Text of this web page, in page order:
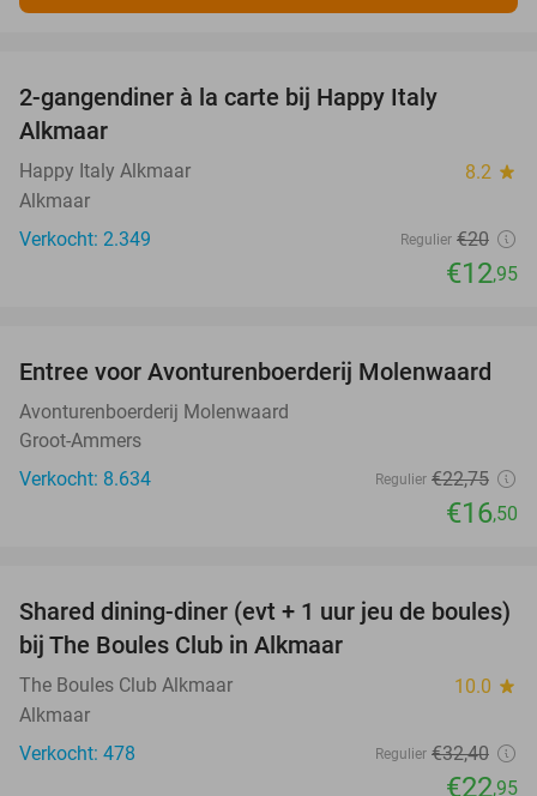
2-gangendiner à la carte bij Happy Italy
Alkmaar
Happy Italy Alkmaar 8.2 star
Alkmaar
Verkocht: 2.349
Regulier €20
€12,95
27%
Entree voor Avonturenboerderij Molenwaard
Avonturenboerderij Molenwaard
Groot-Ammers
Verkocht: 8.634
Regulier €22,75
€16,50
29%
Shared dining-diner (evt + 1 uur jeu de boules)
bij The Boules Club in Alkmaar
The Boules Club Alkmaar 10.0 star
Alkmaar
Verkocht: 478
Regulier €32,40
€22,95